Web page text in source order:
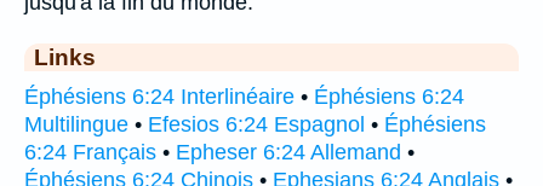
Links
Éphésiens 6:24 Interlinéaire • Éphésiens 6:24
Multilingue • Efesios 6:24 Espagnol • Éphésiens
6:24 Français • Epheser 6:24 Allemand •
Éphésiens 6:24 Chinois • Ephesians 6:24 Anglais •